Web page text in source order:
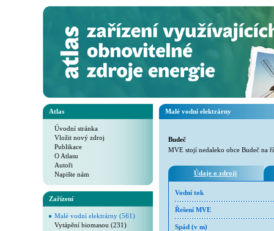
Atlas
Úvodní stránka
Vložit nový zdroj
Publikace
O Atlasu
Autoři
Napište nám
Zařízení
Malé vodní elektrárny (561)
Vytápění biomasou (231)
Malé vodní elektrárny
Budeč
MVE stojí nedaleko obce Budeč na
Údaje o zdroji
Vodní tok
Řešení MVE
Spád (v m)